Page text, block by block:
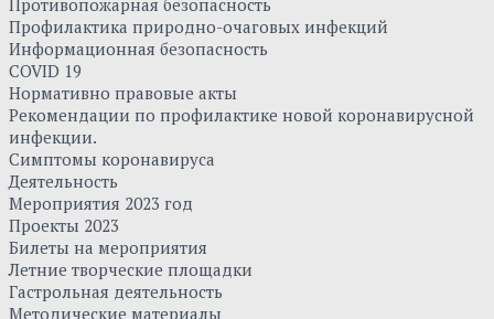
Противопожарная безопасность
Профилактика природно-очаговых инфекций
Информационная безопасность
COVID 19
Нормативно правовые акты
Рекомендации по профилактике новой коронавирусной
инфекции.
Симптомы коронавируса
Деятельность
Мероприятия 2023 год
Проекты 2023
Билеты на мероприятия
Летние творческие площадки
Гастрольная деятельность
Методические материалы